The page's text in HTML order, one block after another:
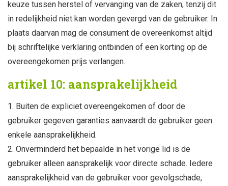
keuze tussen herstel of vervanging van de zaken, tenzij dit
in redelijkheid niet kan worden gevergd van de gebruiker. In
plaats daarvan mag de consument de overeenkomst altijd
bij schriftelijke verklaring ontbinden of een korting op de
overeengekomen prijs verlangen.
artikel 10: aansprakelijkheid
Buiten de expliciet overeengekomen of door de
gebruiker gegeven garanties aanvaardt de gebruiker geen
enkele aansprakelijkheid.
Onverminderd het bepaalde in het vorige lid is de
gebruiker alleen aansprakelijk voor directe schade. Iedere
aansprakelijkheid van de gebruiker voor gevolgschade,